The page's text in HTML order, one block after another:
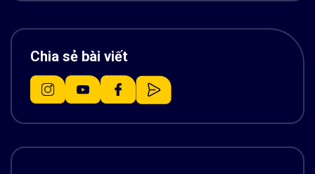
Chia sẻ bài viết